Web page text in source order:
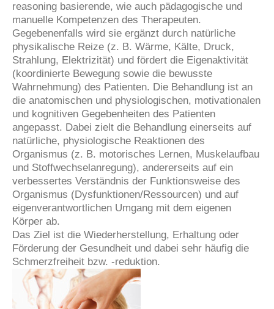
reasoning basierende, wie auch pädagogische und
manuelle Kompetenzen des Therapeuten.
Gegebenenfalls wird sie ergänzt durch natürliche
physikalische Reize (z. B. Wärme, Kälte, Druck,
Strahlung, Elektrizität) und fördert die Eigenaktivität
(koordinierte Bewegung sowie die bewusste
Wahrnehmung) des Patienten. Die Behandlung ist an
die anatomischen und physiologischen, motivationalen
und kognitiven Gegebenheiten des Patienten
angepasst. Dabei zielt die Behandlung einerseits auf
natürliche, physiologische Reaktionen des
Organismus (z. B. motorisches Lernen, Muskelaufbau
und Stoffwechselanregung), andererseits auf ein
verbessertes Verständnis der Funktionsweise des
Organismus (Dysfunktionen/Ressourcen) und auf
eigenverantwortlichen Umgang mit dem eigenen
Körper ab.
Das Ziel ist die Wiederherstellung, Erhaltung oder
Förderung der Gesundheit und dabei sehr häufig die
Schmerzfreiheit bzw. -reduktion.